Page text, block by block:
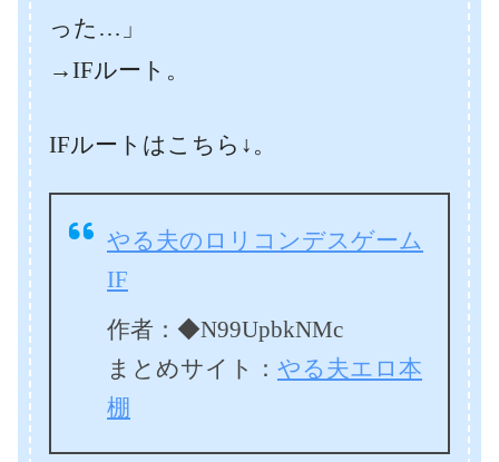
った…」
→IFルート。
IFルートはこちら↓。
やる夫のロリコンデスゲーム
IF
作者：◆N99UpbkNMc
まとめサイト： やる夫エロ本
棚